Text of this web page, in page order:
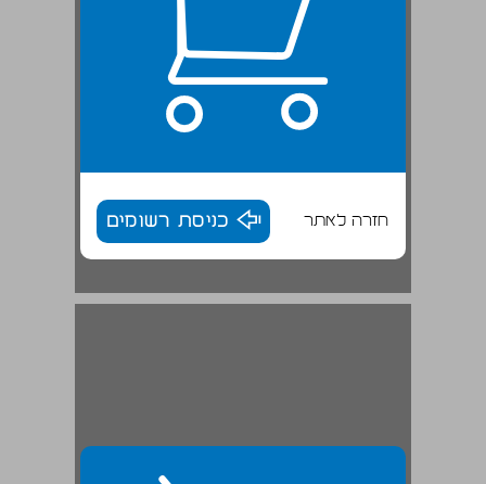
חזרה לאתר כניסת רשומים